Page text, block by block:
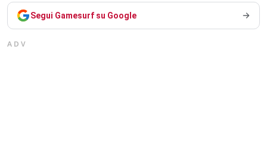
Segui Gamesurf su Google
ADV